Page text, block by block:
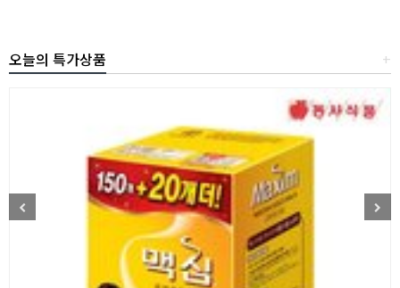
+
오늘의 특가상품